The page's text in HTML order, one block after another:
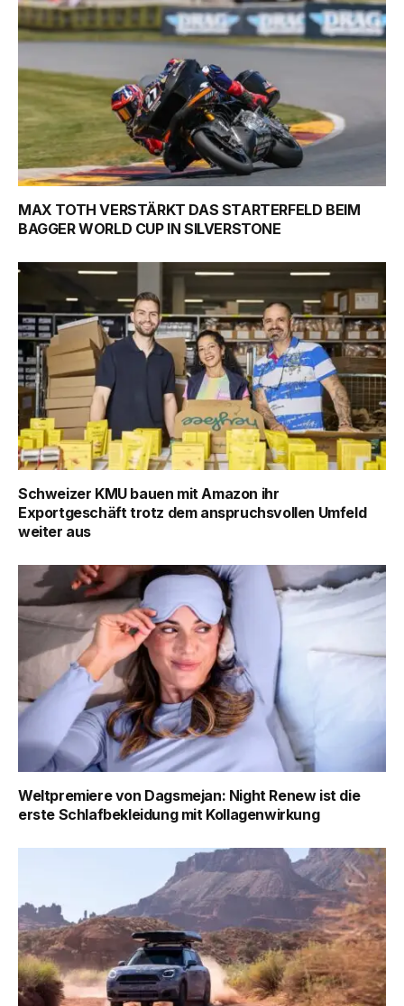
MAX TOTH VERSTÄRKT DAS STARTERFELD BEIM
BAGGER WORLD CUP IN SILVERSTONE
Schweizer KMU bauen mit Amazon ihr
Exportgeschäft trotz dem anspruchsvollen Umfeld
weiter aus
Weltpremiere von Dagsmejan: Night Renew ist die
erste Schlafbekleidung mit Kollagenwirkung